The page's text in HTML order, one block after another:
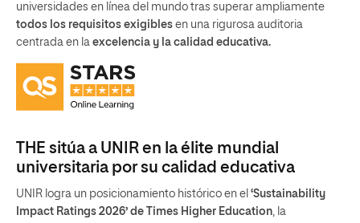
universidades en línea del mundo tras superar ampliamente
todos los requisitos exigibles en una rigurosa auditoria
centrada en la excelencia y la calidad educativa.
THE sitúa a UNIR en la élite mundial
universitaria por su calidad educativa
UNIR logra un posicionamiento histórico en el ‘Sustainability
Impact Ratings 2026’ de Times Higher Education, la